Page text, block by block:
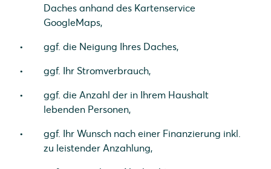
Daches anhand des Kartenservice
GoogleMaps,
ggf. die Neigung Ihres Daches,
ggf. Ihr Stromverbrauch,
ggf. die Anzahl der in Ihrem Haushalt
lebenden Personen,
ggf. Ihr Wunsch nach einer Finanzierung inkl.
zu leistender Anzahlung,